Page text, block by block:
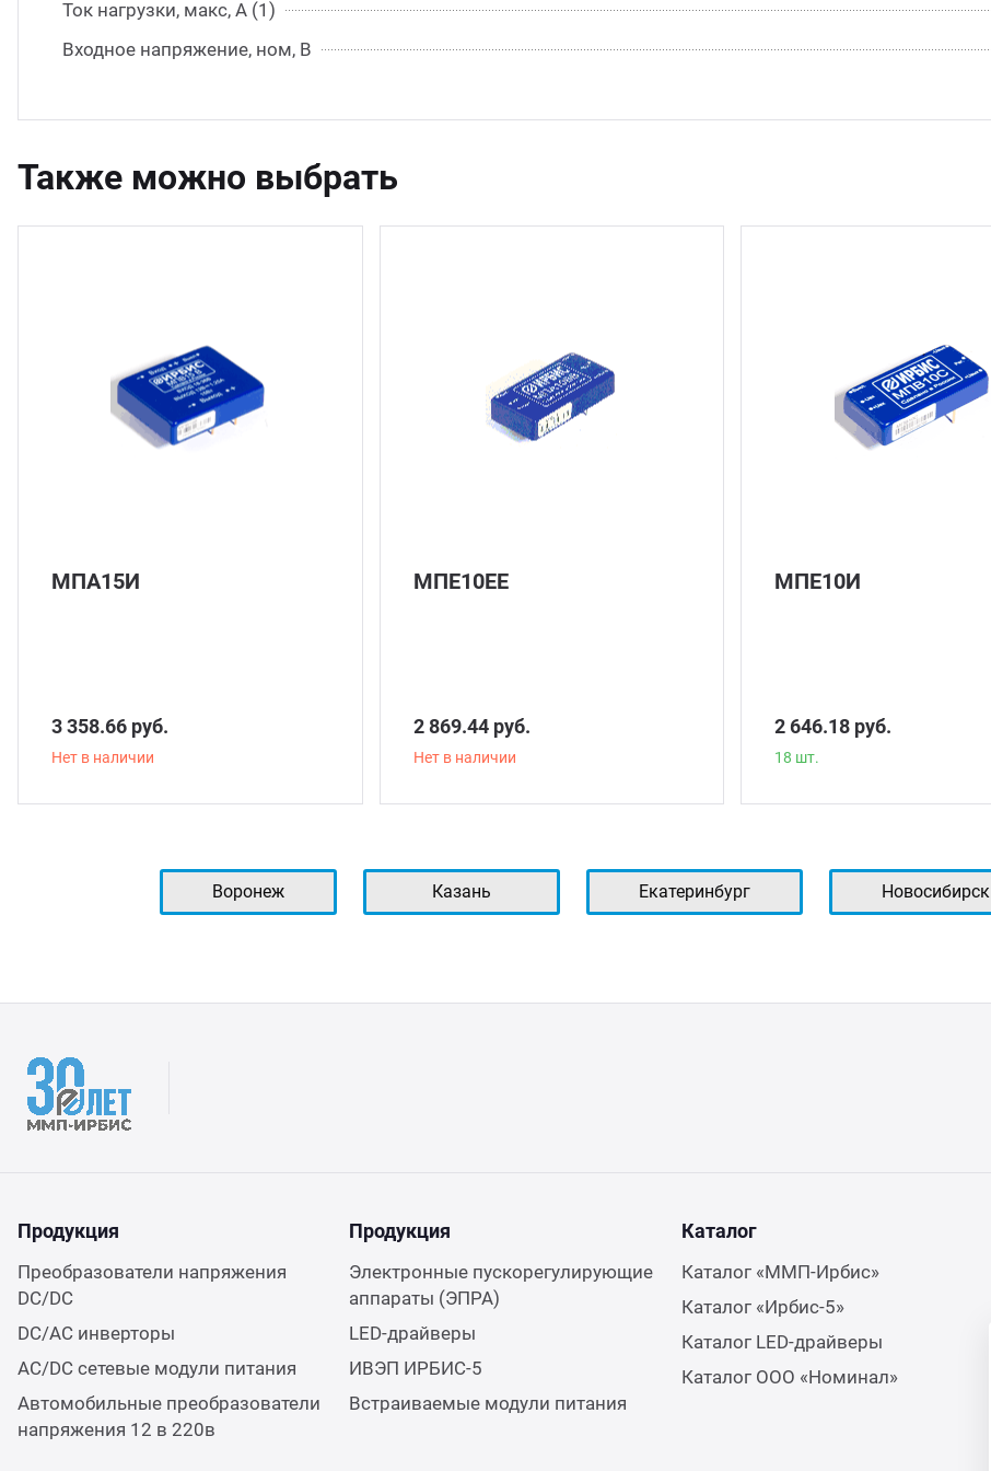
Ток нагрузки, макс, А (1)
Входное напряжение, ном, В
Также можно выбрать
МПА15И
3 358.66 руб.
Нет в наличии
МПЕ10ЕЕ
2 869.44 руб.
Нет в наличии
МПЕ10И
2 646.18 руб.
18 шт.
Воронеж Казань Екатеринбург Новосибирск
Продукция
Преобразователи напряжения
DC/DC
DC/AC инверторы
AC/DC сетевые модули питания
Автомобильные преобразователи
напряжения 12 в 220в
Продукция
Электронные пускорегулирующие
аппараты (ЭПРА)
LED-драйверы
ИВЭП ИРБИС-5
Встраиваемые модули питания
Каталог
Каталог «ММП-Ирбис»
Каталог «Ирбис-5»
Каталог LED-драйверы
Каталог ООО «Номинал»